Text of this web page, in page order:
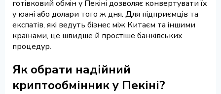
готівковий обмін у Пекіні дозволяє конвертувати їх
у юані або долари того ж дня. Для підприємців та
експатів, які ведуть бізнес між Китаєм та іншими
країнами, це швидше й простіше банківських
процедур.
Як обрати надійний
криптообмінник у Пекіні?